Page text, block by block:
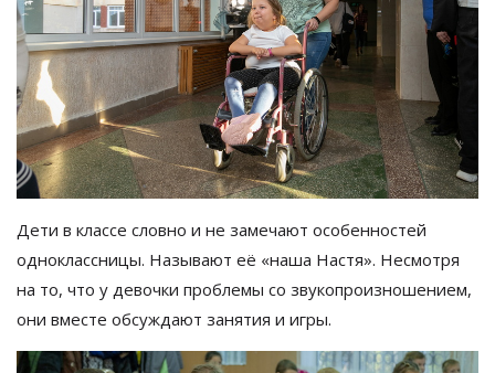
Дети в классе словно и не замечают особенностей
одноклассницы. Называют её «наша Настя». Несмотря
на то, что у девочки проблемы со звукопроизношением,
они вместе обсуждают занятия и игры.